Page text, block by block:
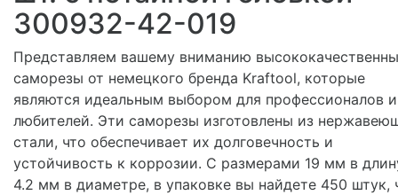
300932-42-019
Представляем вашему вниманию
саморезы от немецкого бренда Kraftool, которые
являются идеальным выбором для профессионалов и
любителей. Эти саморезы изготовлены из
стали, что обеспечивает их долговечность и
устойчивость к коррозии. С размерами 19 мм в
4.2 мм в диаметре, в упаковке вы найдете 450 штук,